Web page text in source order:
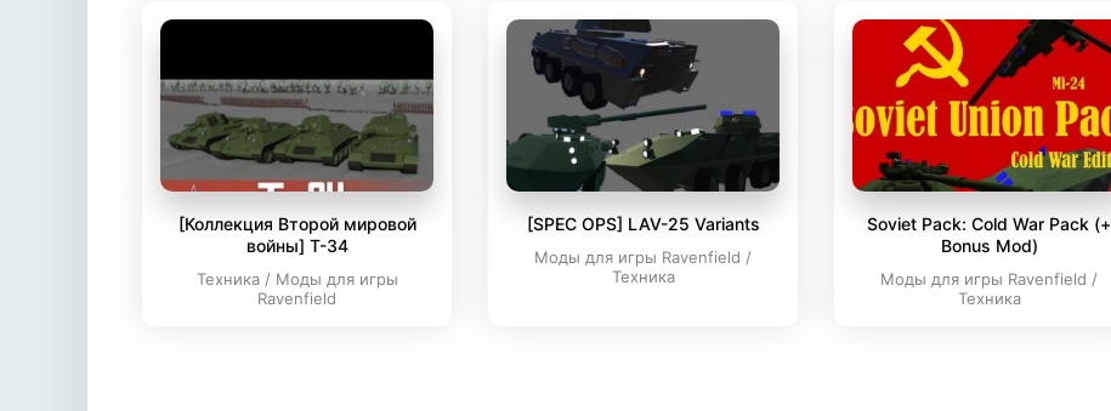
[Коллекция Второй мировой
войны] T-34
Техника / Моды для игры
Ravenfield
[SPEC OPS] LAV-25 Variants
Моды для игры Ravenfield /
Техника
Soviet Pack: Cold War Pack (+
Bonus Mod)
Моды для игры Ravenfield /
Техника